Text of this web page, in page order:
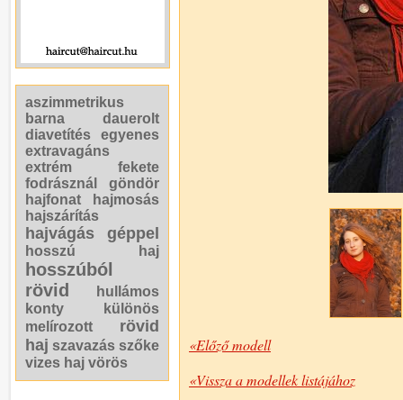
aszimmetrikus
barna
dauerolt
diavetítés
egyenes
extravagáns
extrém
fekete
fodrásznál
göndör
hajfonat
hajmosás
hajszárítás
hajvágás géppel
hosszú haj
hosszúból
rövid
hullámos
konty
különös
melírozott
rövid
haj szavazás szőke
vizes haj vörös
«Előző modell
«Vissza a modellek listájához